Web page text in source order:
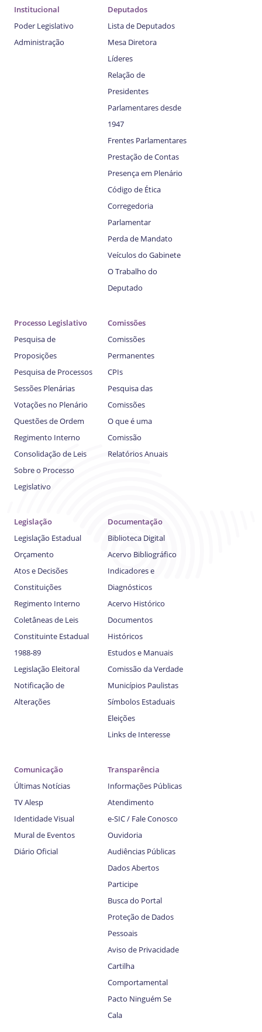
Institucional
Poder Legislativo
Administração
Deputados
Lista de Deputados
Mesa Diretora
Líderes
Relação de
Presidentes
Parlamentares desde
1947
Frentes Parlamentares
Prestação de Contas
Presença em Plenário
Código de Ética
Corregedoria
Parlamentar
Perda de Mandato
Veículos do Gabinete
O Trabalho do
Deputado
Processo Legislativo
Pesquisa de
Proposições
Pesquisa de Processos
Sessões Plenárias
Votações no Plenário
Questões de Ordem
Regimento Interno
Consolidação de Leis
Sobre o Processo
Legislativo
Comissões
Comissões
Permanentes
CPIs
Pesquisa das
Comissões
O que é uma
Comissão
Relatórios Anuais
Legislação
Legislação Estadual
Orçamento
Atos e Decisões
Constituições
Regimento Interno
Coletâneas de Leis
Constituinte Estadual
1988-89
Legislação Eleitoral
Notificação de
Alterações
Documentação
Biblioteca Digital
Acervo Bibliográfico
Indicadores e
Diagnósticos
Acervo Histórico
Documentos
Históricos
Estudos e Manuais
Comissão da Verdade
Municípios Paulistas
Símbolos Estaduais
Eleições
Links de Interesse
Comunicação
Últimas Notícias
TV Alesp
Identidade Visual
Mural de Eventos
Diário Oficial
Transparência
Informações Públicas
Atendimento
e-SIC / Fale Conosco
Ouvidoria
Audiências Públicas
Dados Abertos
Participe
Busca do Portal
Proteção de Dados
Pessoais
Aviso de Privacidade
Cartilha
Comportamental
Pacto Ninguém Se
Cala